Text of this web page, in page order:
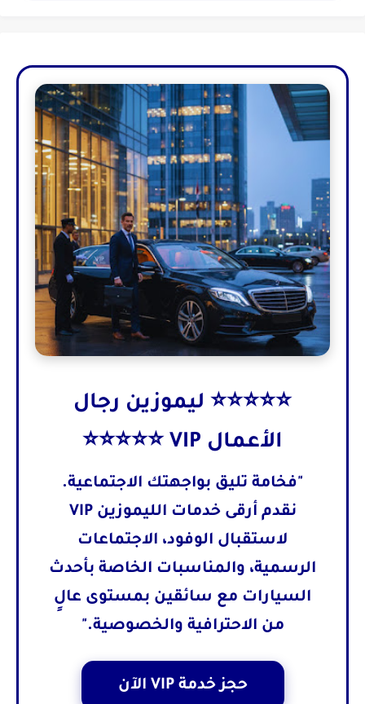
⭐⭐⭐⭐⭐ ليموزين رجال
الأعمال VIP ⭐⭐⭐⭐⭐
"فخامة تليق بواجهتك الاجتماعية.
نقدم أرقى خدمات الليموزين VIP
لاستقبال الوفود، الاجتماعات
الرسمية، والمناسبات الخاصة بأحدث
السيارات مع سائقين بمستوى عالٍ
من الاحترافية والخصوصية."
حجز خدمة VIP الآن